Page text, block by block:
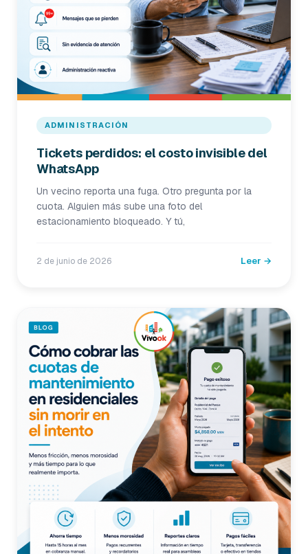
ADMINISTRACIÓN
Tickets perdidos: el costo invisible del
WhatsApp
Un vecino reporta una fuga. Otro pregunta por la
cuota. Alguien más sube una foto del
estacionamiento bloqueado. Y tú,
2 de junio de 2026 Leer →